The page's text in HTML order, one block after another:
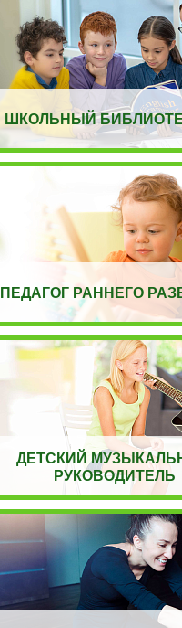
ШКОЛЬНЫЙ
ПЕДАГОГ РАННЕГО
ДЕТСКИЙ
РУКОВОДИТЕЛЬ